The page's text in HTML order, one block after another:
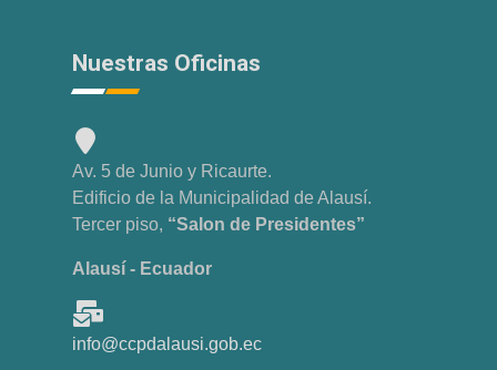
Nuestras Oficinas
Av. 5 de Junio y Ricaurte.
Edificio de la Municipalidad de Alausí.
Tercer piso, “Salon de Presidentes”
Alausí - Ecuador
info@ccpdalausi.gob.ec